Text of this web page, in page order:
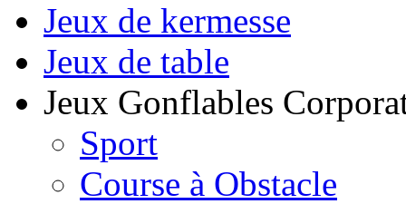
Jeux de kermesse
Jeux de table
Jeux Gonflables
Sport
Course à Obstacle